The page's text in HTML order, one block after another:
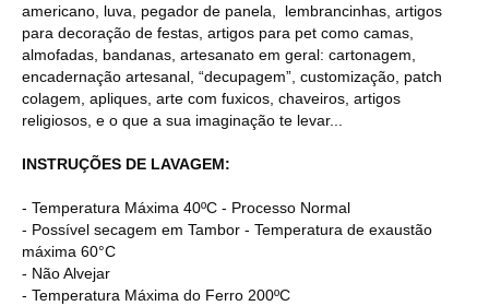
americano, luva, pegador de panela, lembrancinhas, artigos
para decoração de festas, artigos para pet como camas,
almofadas, bandanas, artesanato em geral: cartonagem,
encadernação artesanal, “decupagem”, customização, patch
colagem, apliques, arte com fuxicos, chaveiros, artigos
religiosos, e o que a sua imaginação te levar...
INSTRUÇÕES DE LAVAGEM:
- Temperatura Máxima 40ºC - Processo Normal
- Possível secagem em Tambor - Temperatura de exaustão
máxima 60°C
- Não Alvejar
- Temperatura Máxima do Ferro 200ºC